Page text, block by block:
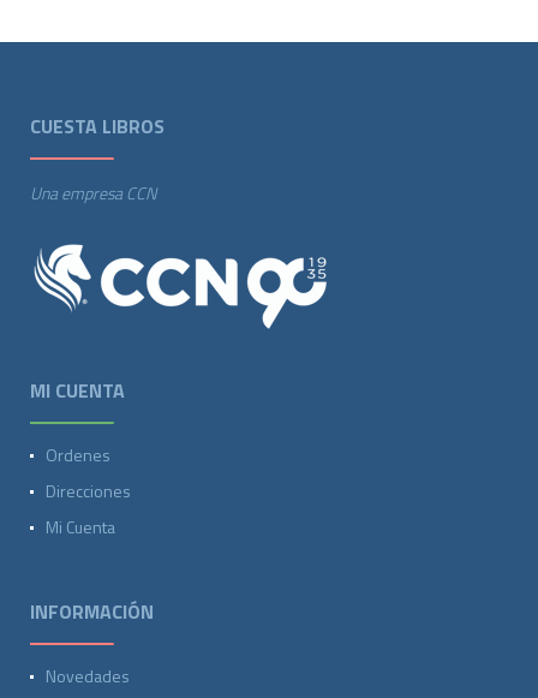
CUESTA LIBROS
Una empresa CCN
MI CUENTA
Ordenes
Direcciones
Mi Cuenta
INFORMACIÓN
Novedades